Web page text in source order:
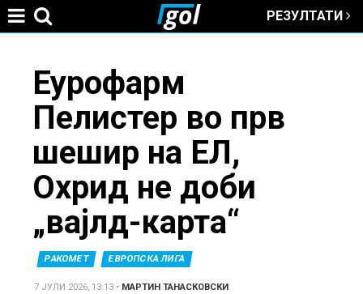
РЕЗУЛТАТИ
here
Еурофарм
Пелистер во прв
шешир на ЕЛ,
Охрид не доби
„вајлд-карта“
РАКОМЕТ ЕВРОПСКА ЛИГА
7 ЈУЛИ 2026, 13:13 • МАРТИН ТАНАСКОВСКИ